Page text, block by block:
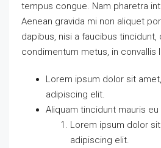
tempus congue. Nam pharetra
Aenean gravida mi non aliquet
dapibus, nisi a faucibus tincidunt,
condimentum metus, in convallis
Lorem ipsum dolor sit
adipiscing elit.
Aliquam tincidunt mauris eu
Lorem ipsum dolor
adipiscing elit.